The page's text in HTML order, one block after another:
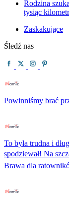
Rodzina
tysiąc
Zaskakujące
Śledź nas
Powinniśmy brać
To była trudna i
spodziewał! Na
Brawa dla